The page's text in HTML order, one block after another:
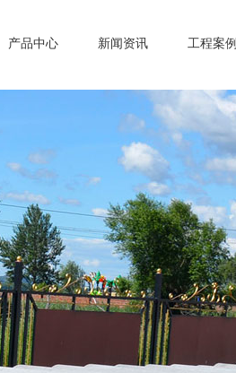
产品中心 新闻资讯 工程案例